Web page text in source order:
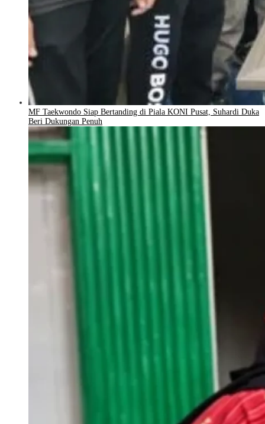
MF Taekwondo Siap Bertanding di Piala KONI Pusat, Suhardi Duka
Beri Dukungan Penuh